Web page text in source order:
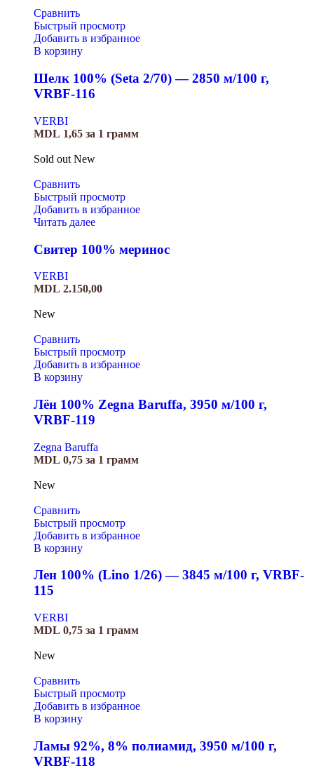
Сравнить
Быстрый просмотр
Добавить в избранное
В корзину
Шелк 100% (Seta 2/70) — 2850 м/100 г,
VRBF-116
VERBI
MDL 1,65 за 1 грамм
Sold out New
Сравнить
Быстрый просмотр
Добавить в избранное
Читать далее
Свитер 100% меринос
VERBI
MDL 2.150,00
New
Сравнить
Быстрый просмотр
Добавить в избранное
В корзину
Лён 100% Zegna Baruffa, 3950 м/100 г,
VRBF-119
Zegna Baruffa
MDL 0,75 за 1 грамм
New
Сравнить
Быстрый просмотр
Добавить в избранное
В корзину
Лен 100% (Lino 1/26) — 3845 м/100 г, VRBF-
115
VERBI
MDL 0,75 за 1 грамм
New
Сравнить
Быстрый просмотр
Добавить в избранное
В корзину
Ламы 92%, 8% полиамид, 3950 м/100 г,
VRBF-118